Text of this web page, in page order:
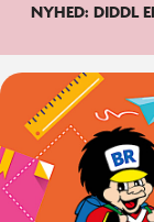
NYHED: DIDDL